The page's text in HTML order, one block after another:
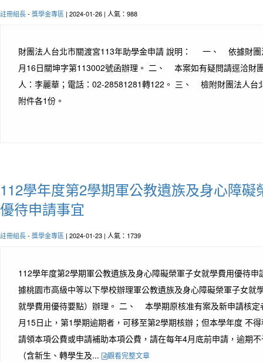
註冊組長- 獎學金專區 | 2024-01-26 | 人氣：988
財團法人台北市關渡宮113年助學金申請 說明： 一、 依據財團
月16日關坤字第113002號函辦理。 二、 本案如有疑問請逕洽財
人：李麗華；電話：02-28581281轉122。 三、 檢附財團法人台
附件各1份。
112學年度第2學期軍公教遺族及身心障礙
優待申請事宜
註冊組長- 獎學金專區 | 2024-01-23 | 人氣：1739
112學年度第2學期軍公教遺族及身心障礙榮軍子女就學費用優
據桃園市高級中等以下學校辦理軍公教遺族及身心障礙榮軍子女就
就學費用優待要點）辦理。 二、 本學期原核准有案及新申請核定
月15日止，第1學期逾期者，可移至第2學期核辦；但本學年度 不
請領本項公費或申請補助本項公費，請在每年4月底前申請，逾期
（含新生、轉學生及...
觀看完整文章